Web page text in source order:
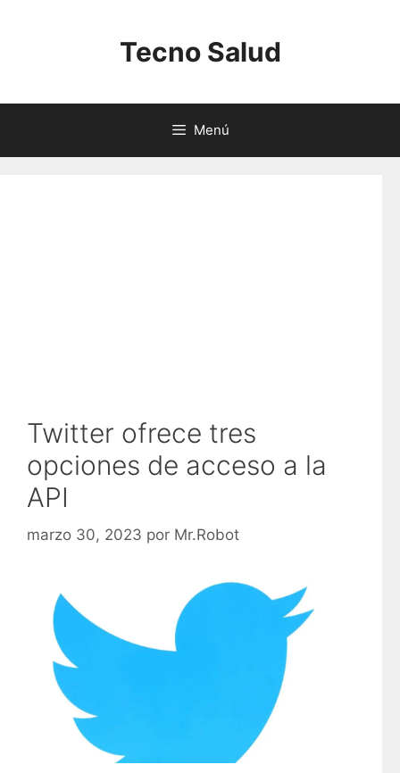
Tecno Salud
Menú
Twitter ofrece tres
opciones de acceso a la
API
marzo 30, 2023 por Mr.Robot